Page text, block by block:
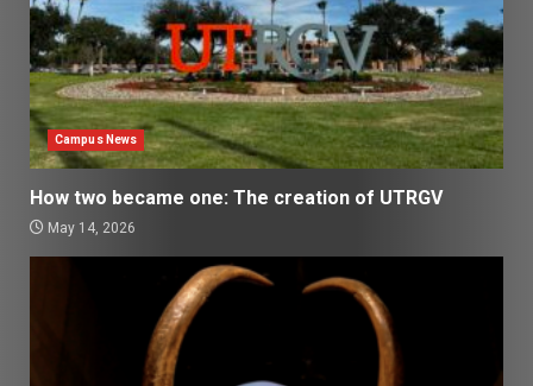
Campus News
How two became one: The creation of UTRGV
May 14, 2026